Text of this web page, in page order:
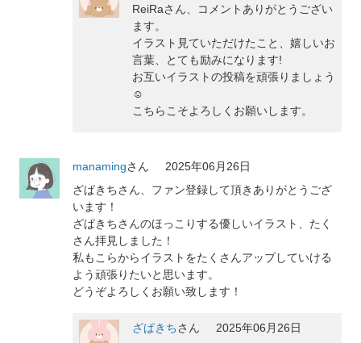
ReiRaさん、コメントありがとうござい
ます。
イラスト見ていただけたこと、嬉しいお
言葉、とても励みになります!
お互いイラストの投稿を頑張りましょう
☺️
こちらこそよろしくお願いします。
manamingさん
2025年06月26日
ざぱきちさん、ファン登録して頂きありがとうござ
います！
ざぱきちさんのほっこりする優しいイラスト、たく
さん拝見しました！
私もこらからイラストをたくさんアップしていける
よう頑張りたいと思います。
どうぞよろしくお願い致します！
ざぱきちさん
2025年06月26日